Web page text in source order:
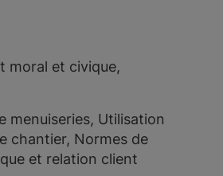
moral et civique,
menuiseries, Utilisation
chantier, Normes de
et relation client